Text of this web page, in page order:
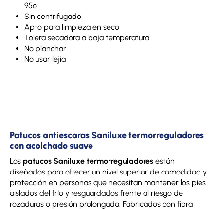
95º
Sin centrifugado
Apto para limpieza en seco
Tolera secadora a baja temperatura
No planchar
No usar lejía
Patucos antiescaras Saniluxe termorreguladores
con acolchado suave
Los patucos Saniluxe termorreguladores están
diseñados para ofrecer un nivel superior de comodidad y
protección en personas que necesitan mantener los pies
aislados del frío y resguardados frente al riesgo de
rozaduras o presión prolongada. Fabricados con fibra